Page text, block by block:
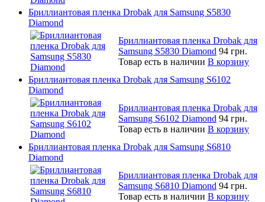
Бриллиантовая пленка Drobak для Samsung S5830
Diamond
Бриллиантовая пленка Drobak для
Samsung S5830 Diamond 94 грн.
Товар есть в наличии В корзину
Бриллиантовая пленка Drobak для Samsung S6102
Diamond
Бриллиантовая пленка Drobak для
Samsung S6102 Diamond 94 грн.
Товар есть в наличии В корзину
Бриллиантовая пленка Drobak для Samsung S6810
Diamond
Бриллиантовая пленка Drobak для
Samsung S6810 Diamond 94 грн.
Товар есть в наличии В корзину